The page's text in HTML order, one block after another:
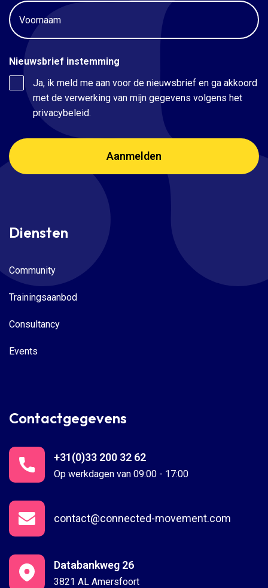
Voornaam
Nieuwsbrief instemming
Ja, ik meld me aan voor de nieuwsbrief en ga akkoord
met de verwerking van mijn gegevens volgens het
privacybeleid.
Diensten
Community
Trainingsaanbod
Consultancy
Events
Contactgegevens
Op werkdagen van 09:00 - 17:00
+31(0)33 200 32 62
contact@connected-movement.com
3821 AL Amersfoort
Databankweg 26